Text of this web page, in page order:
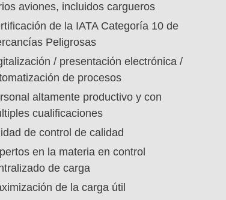
aviones, incluidos cargueros
de la IATA Categoría 10 de
Peligrosas
/ presentación electrónica /
de procesos
altamente productivo y con
cualificaciones
de control de calidad
en la materia en control
de carga
de la carga útil